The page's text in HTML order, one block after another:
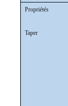
Propriétés
Taper